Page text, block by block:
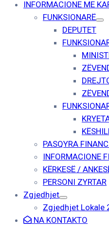
INFORMACIONE ME
FUNKSIONARË
DEPUTET
PASQYRA
INFORMACIONE
KËRKESË /
PERSONI ZYRTAR
Zgjedhjet
Zgjedhjet Lokale
NA KONTAKTO